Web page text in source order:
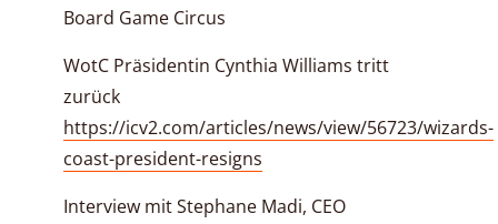
Board Game Circus
WotC Präsidentin Cynthia Williams tritt
zurück
https://icv2.com/articles/news/view/56723/wizards-
coast-president-resigns
Interview mit Stephane Madi, CEO